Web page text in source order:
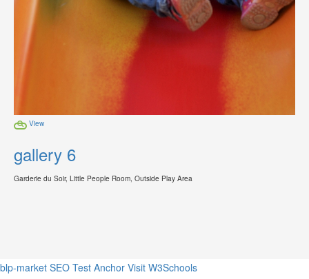
View
gallery 6
Garderie du Soir, Little People Room, Outside Play Area
blp-market SEO Test Anchor Visit W3Schools